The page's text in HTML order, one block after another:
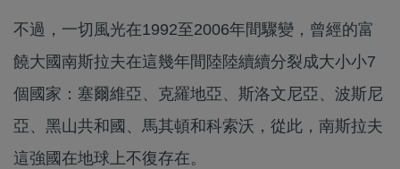
不過，一切風光在1992至2006年間驟變，曾經的富
饒大國南斯拉夫在這幾年間陸陸續續分裂成大小小7
個國家：塞爾維亞、克羅地亞、斯洛文尼亞、波斯尼
亞、黑山共和國、馬其頓和科索沃，從此，南斯拉夫
這強國在地球上不復存在。